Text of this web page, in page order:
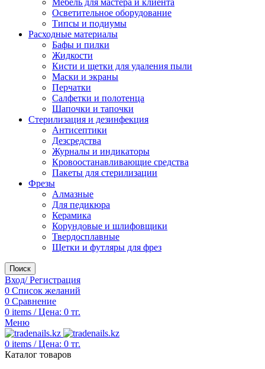
Мебель для мастера и клиента
Осветительное оборудование
Типсы и подиумы
Расходные материалы
Бафы и пилки
Жидкости
Кисти и щетки для удаления пыли
Маски и экраны
Перчатки
Салфетки и полотенца
Шапочки и тапочки
Стерилизация и дезинфекция
Антисептики
Дезсредства
Журналы и индикаторы
Кровоостанавливающие средства
Пакеты для стерилизации
Фрезы
Алмазные
Для педикюра
Керамика
Корундовые и шлифовщики
Твердосплавные
Щетки и футляры для фрез
Поиск
Вход/ Регистрация
0 Список желаний
0 Сравнение
0 items / Цена: 0 тг.
Меню
0 items / Цена: 0 тг.
Каталог товаров